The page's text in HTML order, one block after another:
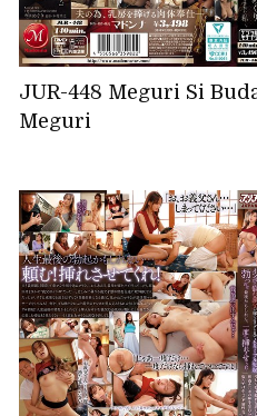
JUR-448 Meguri Si
Meguri